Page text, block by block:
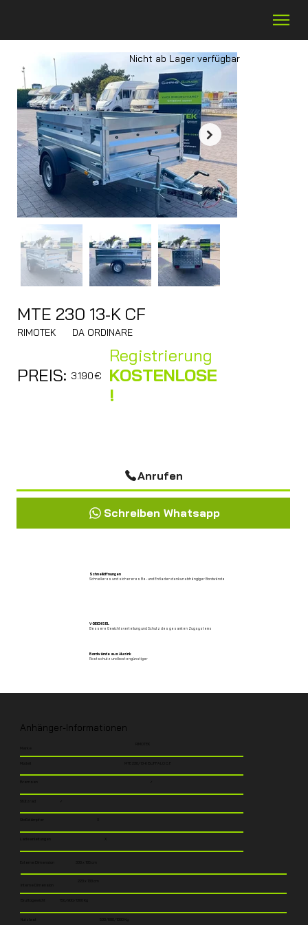
Nicht ab Lager verfügbar
MTE 230 13-K CF
RIMOTEK DA ORDINARE
PREIS: 3.190€
Registrierung
KOSTENLOSE
!
Anrufen
Schreiben Whatsapp
Schnellöffnungen
Schnelleres und sichereres Be- und Entladen dank unabhängiger Bordwände
Bordwände aus Aluzink
Rostschutz und kostengünstiger
V-DEICHSEL
Bessere Gewichtsverteilung und Schutz des gesamten Zug­systems
Anhänger-Informationen